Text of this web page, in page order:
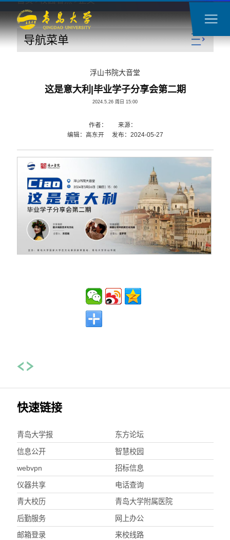
导航菜单
浮山书院大音堂
这是意大利|毕业学子分享会第二期
2024.5.26 周日 15:00
作者： 来源：
编辑：高东开 发布：2024-05-27
快速链接
青岛大学报 东方论坛
信息公开 智慧校园
webvpn 招标信息
仪器共享 电话查询
青大校历 青岛大学附属医院
后勤服务 网上办公
邮箱登录 来校线路